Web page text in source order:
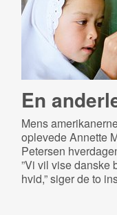
En
Mens
oplevede Annette
Petersen
”Vi vil vise danske
hvid,” siger de to